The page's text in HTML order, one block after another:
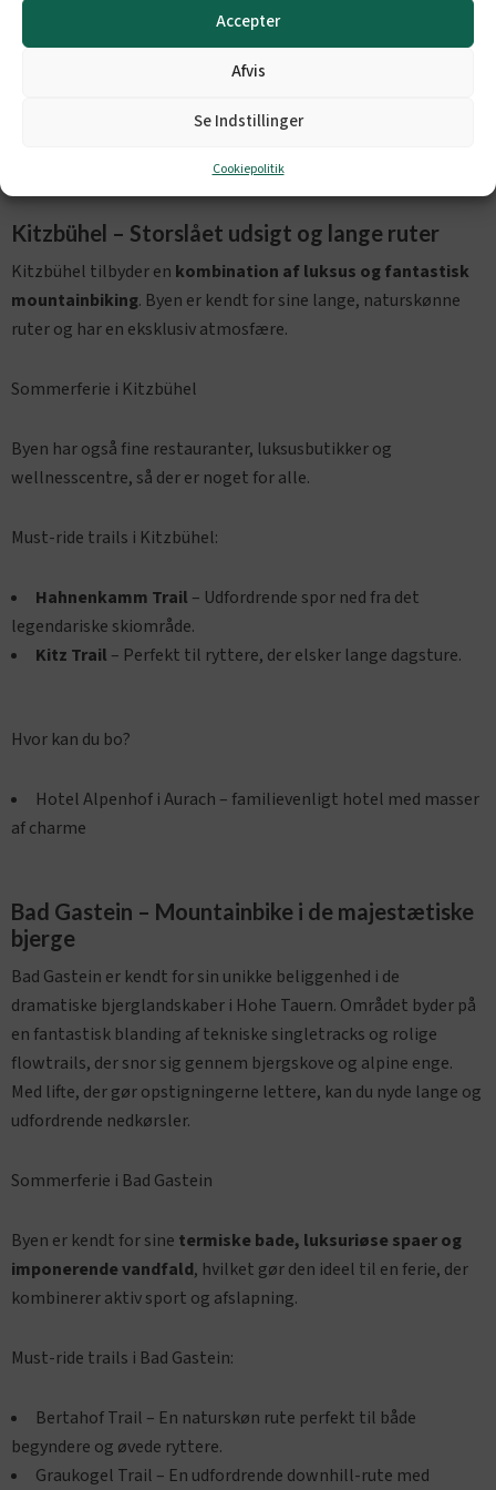
Accepter
Afvis
Se Indstillinger
Cookiepolitik
Kitzbühel – Storslået udsigt og lange ruter
Kitzbühel tilbyder en kombination af luksus og fantastisk
mountainbiking. Byen er kendt for sine lange, naturskønne
ruter og har en eksklusiv atmosfære.
Sommerferie i Kitzbühel
Byen har også fine restauranter, luksusbutikker og
wellnesscentre, så der er noget for alle.
Must-ride trails i Kitzbühel:
Hahnenkamm Trail – Udfordrende spor ned fra det
legendariske skiområde.
Kitz Trail – Perfekt til ryttere, der elsker lange dagsture.
Hvor kan du bo?
Hotel Alpenhof i Aurach – familievenligt hotel med masser
af charme
Bad Gastein – Mountainbike i de majestætiske
bjerge
Bad Gastein er kendt for sin unikke beliggenhed i de
dramatiske bjerglandskaber i Hohe Tauern. Området byder på
en fantastisk blanding af tekniske singletracks og rolige
flowtrails, der snor sig gennem bjergskove og alpine enge.
Med lifte, der gør opstigningerne lettere, kan du nyde lange og
udfordrende nedkørsler.
Sommerferie i Bad Gastein
Byen er kendt for sine termiske bade, luksuriøse spaer og
imponerende vandfald, hvilket gør den ideel til en ferie, der
kombinerer aktiv sport og afslapning.
Must-ride trails i Bad Gastein:
Bertahof Trail – En naturskøn rute perfekt til både
begyndere og øvede ryttere.
Graukogel Trail – En udfordrende downhill-rute med